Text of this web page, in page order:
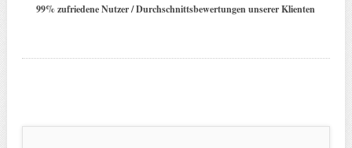
99% zufriedene Nutzer / Durchschnittsbewertungen unserer Klienten